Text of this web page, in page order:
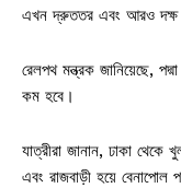
এখন দ্রুততর এবং আরও
রেলপথ মন্ত্রক জানিয়েছে,
কম হবে।
যাত্রীরা জানান, ঢাকা থেকে
এবং রাজবাড়ী হয়ে বেনাপোল